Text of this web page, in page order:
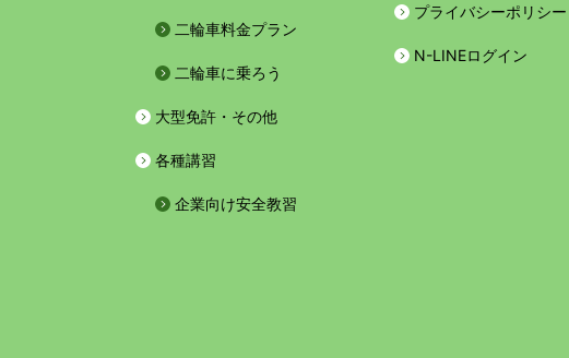
二輪車料金プラン
二輪車に乗ろう
大型免許・その他
各種講習
企業向け安全教習
プライバシーポリシー
N-LINEログイン